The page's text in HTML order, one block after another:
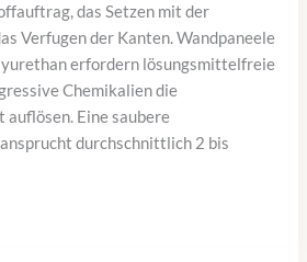
das Setzen mit der
Verfugen der Kanten. Wandpaneele
erfordern lösungsmittelfreie
Chemikalien die
Eine saubere
durchschnittlich 2 bis